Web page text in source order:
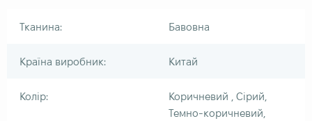
Тканина: Бавовна
Країна виробник: Китай
Колір:
Коричневий , Сірий,
Темно-коричневий,